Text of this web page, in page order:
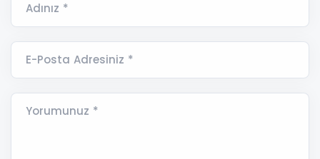
Adınız *
E-Posta Adresiniz *
Yorumunuz *